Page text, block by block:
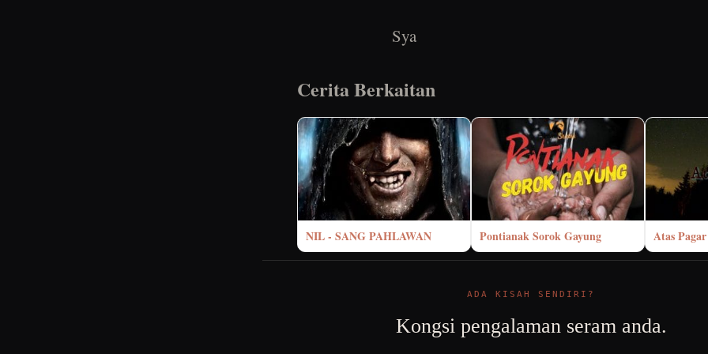
Sya
Cerita Berkaitan
NIL - SANG PAHLAWAN Pontianak Sorok Gayung Atas Pagar
ADA KISAH SENDIRI?
Kongsi pengalaman seram anda.